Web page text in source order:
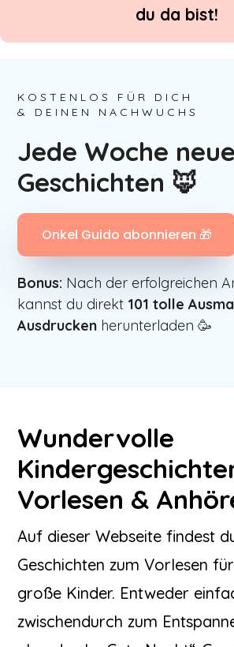
du da bist!
KOSTENLOS FÜR DICH
& DEINEN NACHWUCHS
Jede Woche neue
Geschichten 🦊
Onkel Guido abonnieren 🎁
Bonus: Nach der erfolgreichen
kannst du direkt 101 tolle
Ausdrucken herunterladen 🥳
Wundervolle
Vorlesen &
Auf dieser Webseite findest
Geschichten zum Vorlesen
große Kinder. Entweder
zwischendurch zum